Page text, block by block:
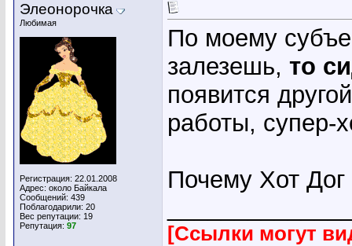
Элеонорочка
Любимая
Регистрация: 22.01.2008
Адрес: около Байкала
Сообщений: 439
Поблагодарили: 20
Вес репутации: 19
Репутация: 97
По моему
залезешь, то
появится
работы, супер-
Почему Хот
[Ссылки могут